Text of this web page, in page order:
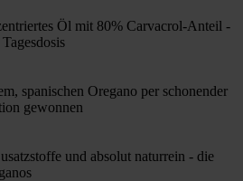
Öl mit 80% Carvacrol-Anteil -
spanischen Oregano per schonender
gewonnen
und absolut naturrein - die